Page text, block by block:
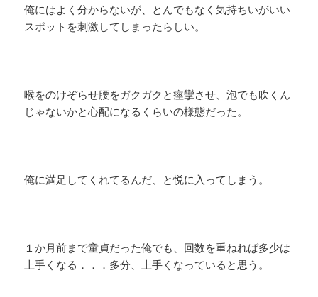
俺にはよく分からないが、とんでもなく気持ちいがいい
スポットを刺激してしまったらしい。
喉をのけぞらせ腰をガクガクと痙攣させ、泡でも吹くん
じゃないかと心配になるくらいの様態だった。
俺に満足してくれてるんだ、と悦に入ってしまう。
１か月前まで童貞だった俺でも、回数を重ねれば多少は
上手くなる．．．多分、上手くなっていると思う。